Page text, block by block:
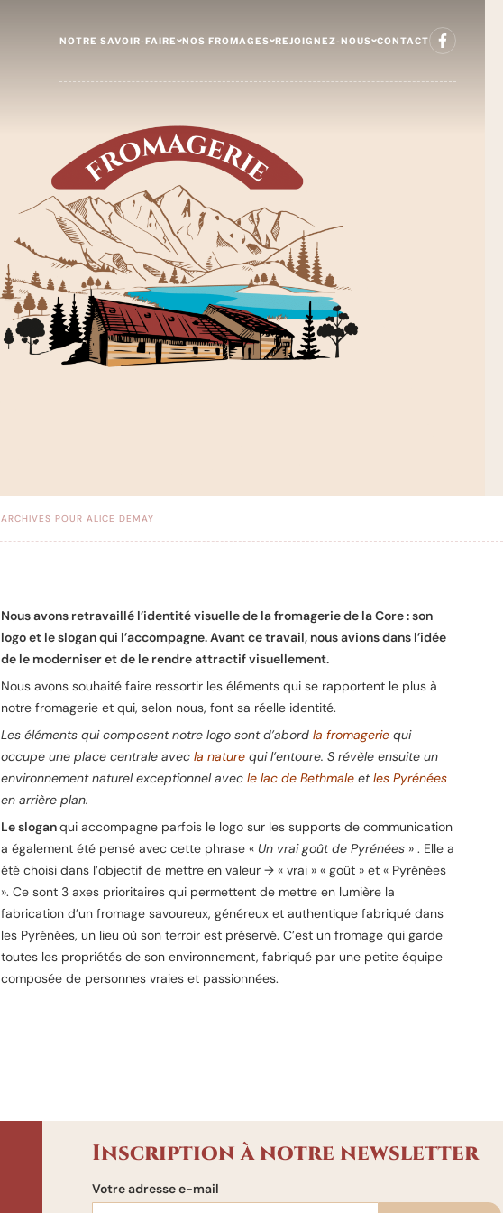
NOTRE SAVOIR-FAIRE
NOS ÉQUIPES
NOS VALEURS
NOS FROMAGES
NOTRE MAGASIN
REJOIGNEZ-NOUS CONTACT
ARCHIVES POUR ALICE DEMAY
Nous avons retravaillé l’identité visuelle de la fromagerie de la Core : son
logo et le slogan qui l’accompagne. Avant ce travail, nous avions dans l’idée
de le moderniser et de le rendre attractif visuellement.
Nous avons souhaité faire ressortir les éléments qui se rapportent le plus à
notre fromagerie et qui, selon nous, font sa réelle identité.
Les éléments qui composent notre logo sont d’abord la fromagerie qui
occupe une place centrale avec la nature qui l’entoure. S révèle ensuite un
environnement naturel exceptionnel avec le lac de Bethmale etles Pyrénées
en arrière plan.
Le sloganqui accompagne parfois le logo sur les supports de communication
a également été pensé avec cette phrase « Un vrai goût de Pyrénées » . Elle a
été choisi dans l’objectif de mettre en valeur → « vrai » « goût » et « Pyrénées
». Ce sont 3 axes prioritaires qui permettent de mettre en lumière la
fabrication d’un fromage savoureux, généreux et authentique fabriqué dans
les Pyrénées, un lieu où son terroir est préservé. C’est un fromage qui garde
toutes les propriétés de son environnement, fabriqué par une petite équipe
composée de personnes vraies et passionnées.
Inscription à notre newsletter
Votre adresse e-mail